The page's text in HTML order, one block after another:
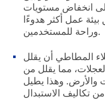
انخفاض مستويات
بيئة عمل أكثر هدوءًا
وراحة للمستخدمين.
المطاطي أن يقلل
مما يقلل من
والأرض. وهذا يطيل